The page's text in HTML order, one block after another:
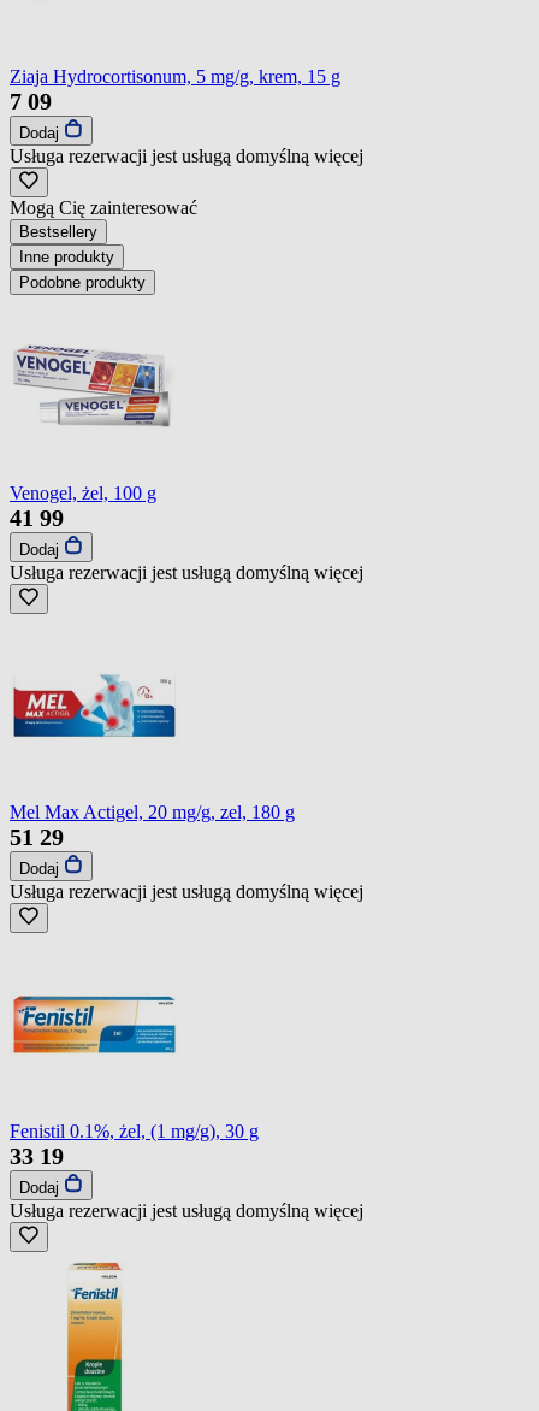
Ziaja Hydrocortisonum, 5 mg/g, krem, 15 g
7 09
Dodaj
Usługa rezerwacji jest usługą domyślną więcej
Mogą Cię zainteresować
Bestsellery
Inne produkty
Podobne produkty
Venogel, żel, 100 g
41 99
Dodaj
Usługa rezerwacji jest usługą domyślną więcej
Mel Max Actigel, 20 mg/g, zel, 180 g
51 29
Dodaj
Usługa rezerwacji jest usługą domyślną więcej
Fenistil 0.1%, żel, (1 mg/g), 30 g
33 19
Dodaj
Usługa rezerwacji jest usługą domyślną więcej